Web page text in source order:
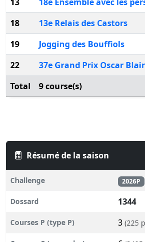
18
13e Relais des Castors
19
Jogging des Bouffiols
22
37e Grand Prix Oscar
Total
9 course(s)
Résumé de la saison
Challenge 2026P
Dossard 1344
Courses P (type P) 3 (225